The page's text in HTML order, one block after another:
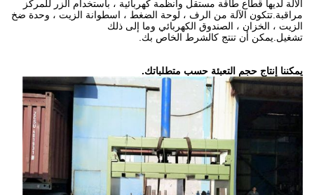
الآلة لديها قطاع طاقة مستقل وأنظمة كهربائية ، باستخدام الزر للمركز
مراقبة.تتكون الآلة من الرف ، لوحة الضغط ، اسطوانة الزيت ، وحدة ضخ
الزيت ، الخزان ، الصندوق الكهربائي وما إلى ذلك
تشغيل.يمكن أن تنتج كالشرط الخاص بك.
يمكننا إنتاج حجم التعبئة حسب متطلباتك.